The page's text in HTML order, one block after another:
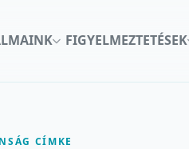
FIGYELMEZTETÉSEK
CÍMKE